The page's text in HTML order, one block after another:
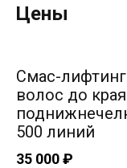
Цены
Смас-
волос до
500 линий
35 000 ₽